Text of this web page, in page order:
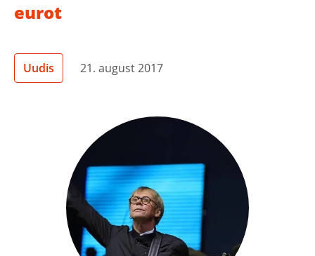
Heategevuslikud tooted
eurot
Uudis 21. august 2017